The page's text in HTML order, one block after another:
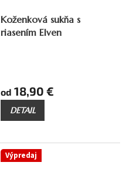
Koženková sukňa s
riasením Elven
od 18,90 €
DETAIL
Výpredaj